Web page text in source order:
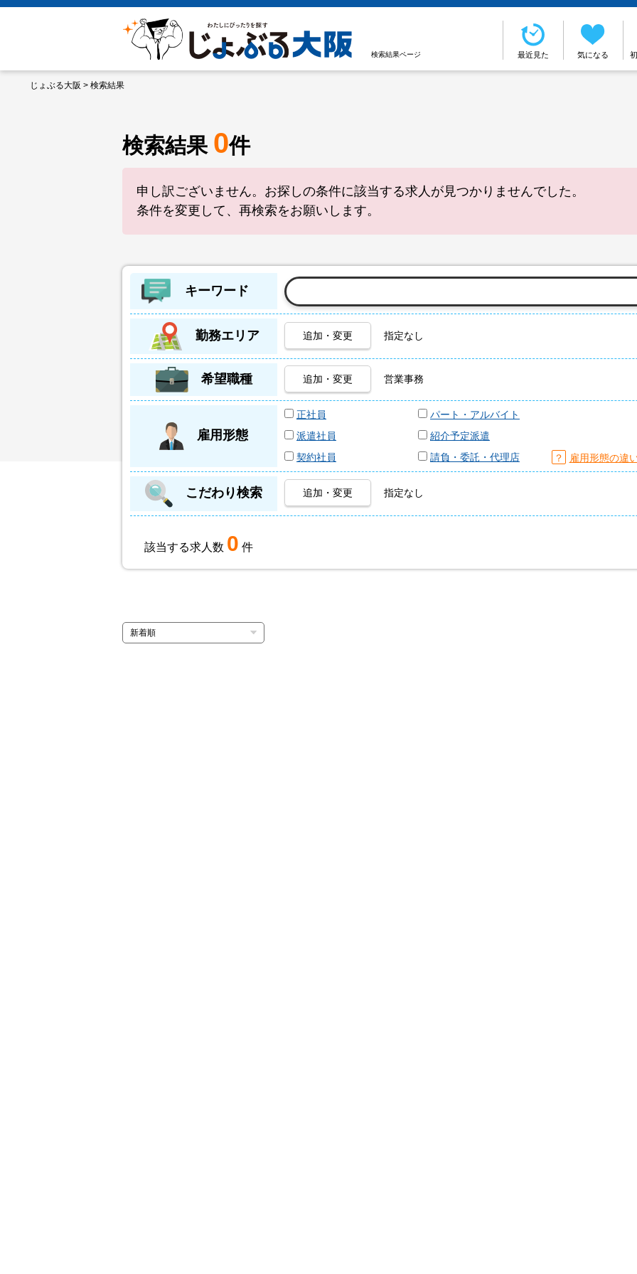
検索結果ページ 最近見た 気になる
じょぶる大阪 > 検索結果
検索結果 0件
申し訳ございません。お探しの条件に該当する求人が見つかりませんでした。
条件を変更して、再検索をお願いします。
キーワード
勤務エリア 追加・変更 指定なし
希望職種 追加・変更 営業事務
雇用形態
正社員
パート・アルバイト
派遣社員
紹介予定派遣
契約社員
請負・委託・代理店 ？ 雇用形態の違
こだわり検索 追加・変更 指定なし
該当する求人数 0 件